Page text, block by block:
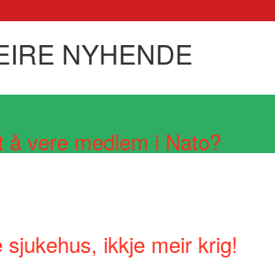
NYHENDE
å vere medlem i Nato?
ikkje meir krig!